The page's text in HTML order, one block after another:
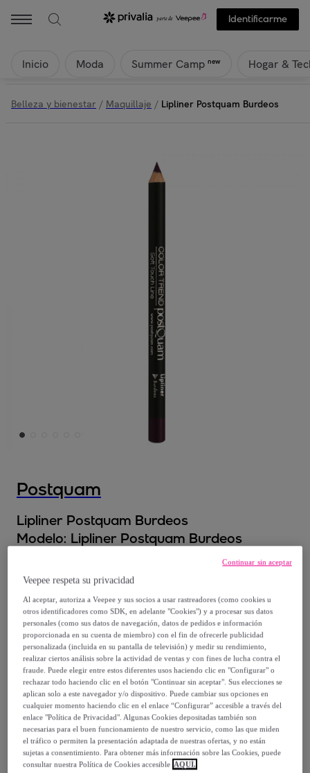
Identificarme
Inicio Moda Summer Camp new Hogar &
Belleza y bienestar / Maquillaje / Lipliner Postquam Burdeos
Postquam
Lipliner Postquam Burdeos
Modelo: Lipliner Postquam Burdeos
2,99 €
6, €
-54%
Vendido porPostquam Cosmetic
Entrega
Entrega desde3,99 €
Veepee respeta su privacidad
Al aceptar, autoriza a Veepee y sus socios a usar rastreadores (como cookies u
otros identificadores como SDK, en adelante "Cookies") y a procesar sus datos
personales (como sus datos de navegación, datos de pedidos e información
proporcionada en su cuenta de miembro) con el fin de ofrecerle publicidad
personalizada (incluida en su pantalla de televisión) y medir su rendimiento,
realizar ciertos análisis sobre la actividad de ventas y con fines de lucha contra el
fraude. Puede elegir entre estos diferentes usos haciendo clic en "Configurar" o
rechazar todo haciendo clic en el botón "Continuar sin aceptar". Sus elecciones se
aplican solo a este navegador y/o dispositivo. Puede cambiar sus opciones en
cualquier momento haciendo clic en el enlace “Configurar” accesible a través del
enlace "Política de Privacidad". Algunas Cookies depositadas también son
necesarias para el buen funcionamiento de nuestro servicio, como las que miden
el tráfico o permiten la presentación adaptada de nuestras ofertas, y no están
sujetas a consentimiento. Para obtener más información sobre las Cookies, puede
consultar nuestra Política de Cookies accesible AQUÍ.
Continuar sin aceptar